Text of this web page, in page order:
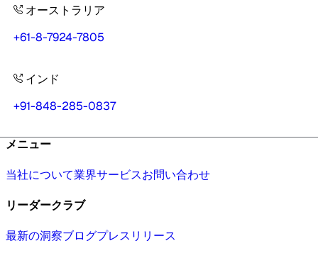
オーストラリア
+61-8-7924-7805
インド
+91-848-285-0837
メニュー
当社について業界サービスお問い合わせ
リーダークラブ
最新の洞察ブログプレスリリース